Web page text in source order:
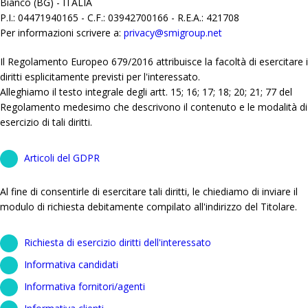
P.I.: 04471940165 - C.F.: 03942700166 - R.E.A.: 421708
Per informazioni scrivere a: privacy@smigroup.net
Il Regolamento Europeo 679/2016 attribuisce la facoltà di esercitare i
diritti esplicitamente previsti per l'interessato.
Alleghiamo il testo integrale degli artt. 15; 16; 17; 18; 20; 21; 77 del
Regolamento medesimo che descrivono il contenuto e le modalità di
esercizio di tali diritti.
Articoli del GDPR
Al fine di consentirle di esercitare tali diritti, le chiediamo di inviare il
modulo di richiesta debitamente compilato all'indirizzo del Titolare.
Richiesta di esercizio diritti dell'interessato
Informativa candidati
Informativa fornitori/agenti